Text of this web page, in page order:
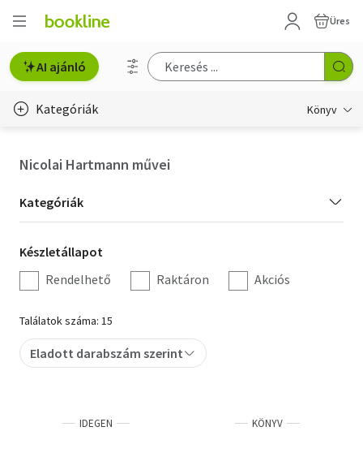
Üres
AI ajánló
Kategóriák Könyv
Hobbi, szabadidő
Irodalom
Művészet
Szakkönyv
Tankönyv, segédkönyv
Nicolai Hartmann művei
Kategória
szűrés
Kategóriák
Készletállapot
szűrés
Készletállapot
Rendelhető
Raktáron Akciós
Találatok száma: 15
Eladott darabszám szerint
IDEGEN KÖNYV